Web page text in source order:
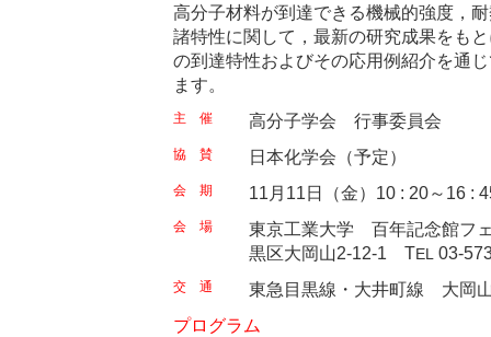
高分子材料が到達できる機械的強度，
諸特性に関して，最新の研究成果をも
の到達特性およびその応用例紹介を通
ます。
主 催 高分子学会 行事委員会
協 賛 日本化学会（予定）
会 期 11月11日（金）10 : 20～16 :
会 場
東京工業大学 百年記念館フ
黒区大岡山2-12-1 TEL 03-
交 通
東急目黒線・大井町線 大岡
プログラム